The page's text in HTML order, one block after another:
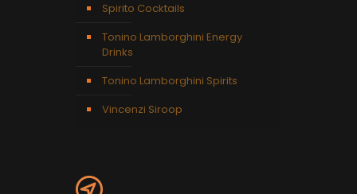
Spirito Cocktails
Tonino Lamborghini Energy
Drinks
Tonino Lamborghini Spirits
Vincenzi Siroop